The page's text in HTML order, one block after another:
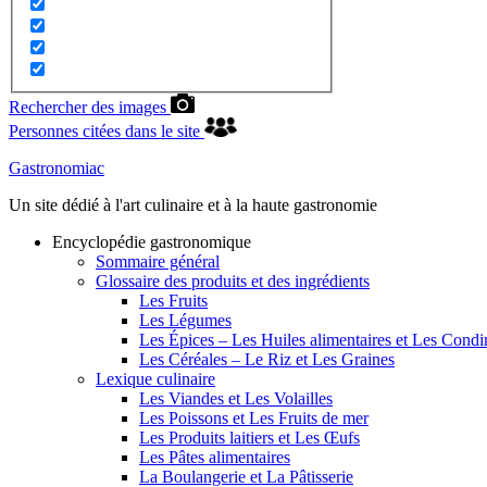
Rechercher des images
Personnes citées dans le site
Gastronomiac
Un site dédié à l'art culinaire et à la haute gastronomie
Encyclopédie gastronomique
Sommaire général
Glossaire des produits et des ingrédients
Les Fruits
Les Légumes
Les Épices – Les Huiles alimentaires et Les
Les Céréales – Le Riz et Les Graines
Lexique culinaire
Les Viandes et Les Volailles
Les Poissons et Les Fruits de mer
Les Produits laitiers et Les Œufs
Les Pâtes alimentaires
La Boulangerie et La Pâtisserie